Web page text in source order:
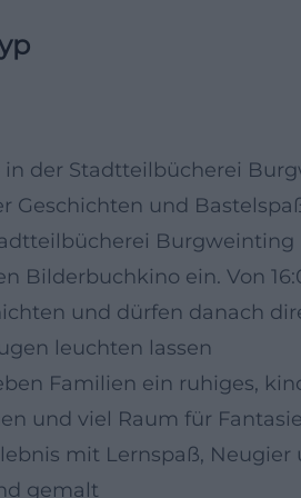
der Stadtteilbücherei
Geschichten und
Bilderbuchkino ein. Von
und dürfen danach
leuchten lassen
Familien ein ruhiges,
und viel Raum für
mit Lernspaß,
gemalt